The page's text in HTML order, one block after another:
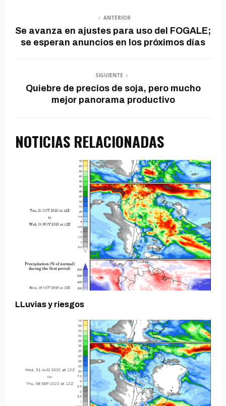
ANTERIOR
Se avanza en ajustes para uso del FOGALE;
se esperan anuncios en los próximos días
SIGUIENTE
Quiebre de precios de soja, pero mucho
mejor panorama productivo
NOTICIAS RELACIONADAS
LLuvias y riesgos